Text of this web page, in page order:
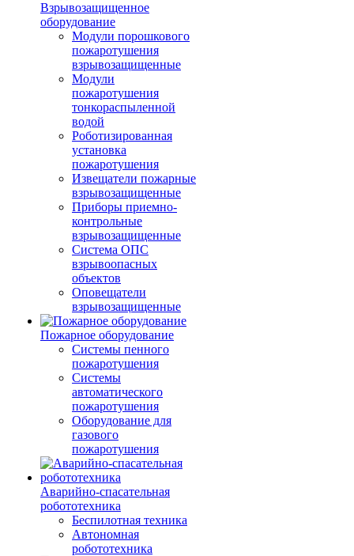
Взрывозащищенное
оборудование
Модули порошкового
пожаротушения
взрывозащищенные
Модули
пожаротушения
тонкораспыленной
водой
Роботизированная
установка
пожаротушения
Извещатели пожарные
взрывозащищенные
Приборы приемно-
контрольные
взрывозащищенные
Система ОПС
взрывоопасных
объектов
Оповещатели
взрывозащищенные
Пожарное оборудование
Системы пенного
пожаротушения
Системы
автоматического
пожаротушения
Оборудование для
газового
пожаротушения
Аварийно-спасательная
робототехника
Беспилотная техника
Автономная
робототехника